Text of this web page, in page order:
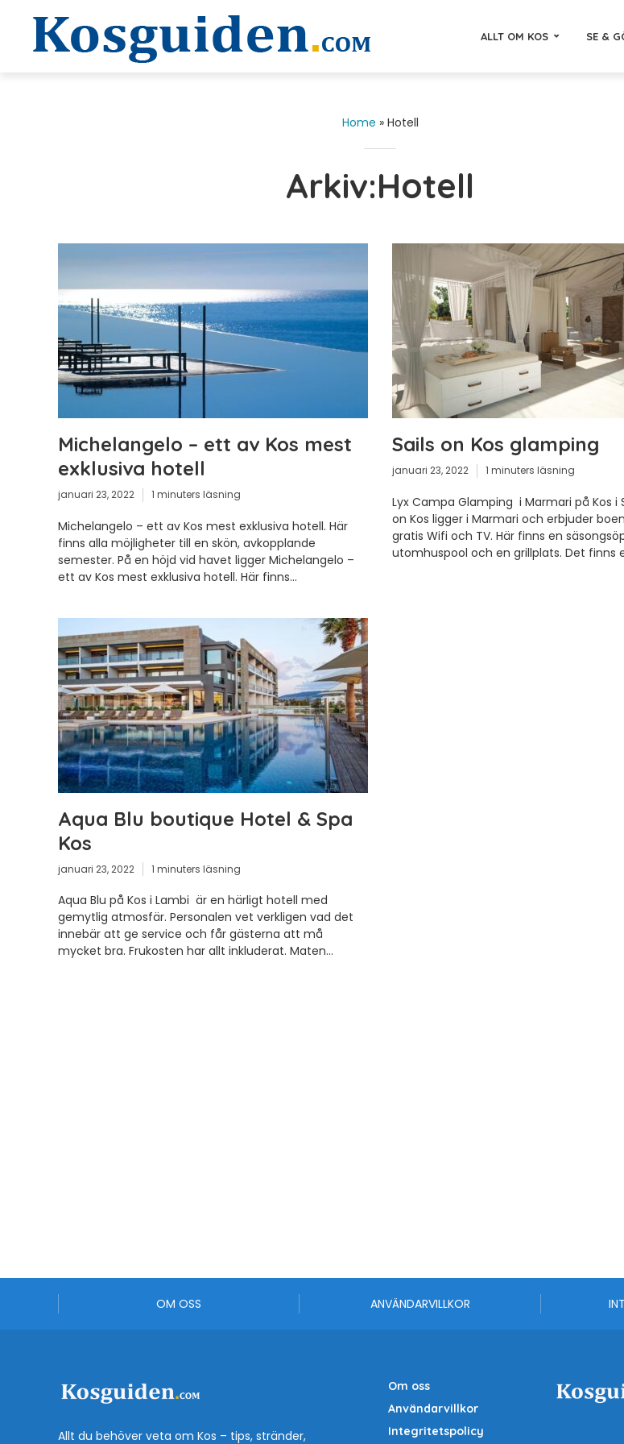
ALLT OM KOS SE &
Home » Hotell
Arkiv:Hotell
Michelangelo – ett av Kos mest
exklusiva hotell
januari 23, 2022 1 minuters läsning
Michelangelo – ett av Kos mest exklusiva hotell. Här
finns alla möjligheter till en skön, avkopplande
semester. På en höjd vid havet ligger Michelangelo –
ett av Kos mest exklusiva hotell. Här finns...
Sails on Kos glamping
januari 23, 2022 1 minuters läsning
Lyx Campa Glamping i Marmari på Kos i
on Kos ligger i Marmari och erbjuder
gratis Wifi och TV. Här finns en
utomhuspool och en grillplats. Det finns
Aqua Blu boutique Hotel & Spa
Kos
januari 23, 2022 1 minuters läsning
Aqua Blu på Kos i Lambi är en härligt hotell med
gemytlig atmosfär. Personalen vet verkligen vad det
innebär att ge service och får gästerna att må
mycket bra. Frukosten har allt inkluderat. Maten...
OM OSS ANVÄNDARVILLKOR
Allt du behöver veta om Kos – tips, stränder,
Om oss
Användarvillkor
Integritetspolicy